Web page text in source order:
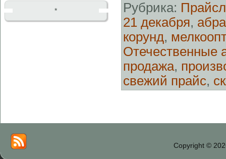
* Рубрика:
21 декабря,
корунд,
Отечественные
продажа,
свежий прайс,
Copyright ©